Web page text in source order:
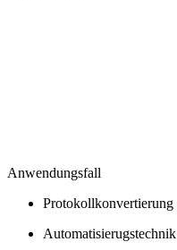
Anwendungsfall
Protokollkonvertierung
Automatisierugstechnik